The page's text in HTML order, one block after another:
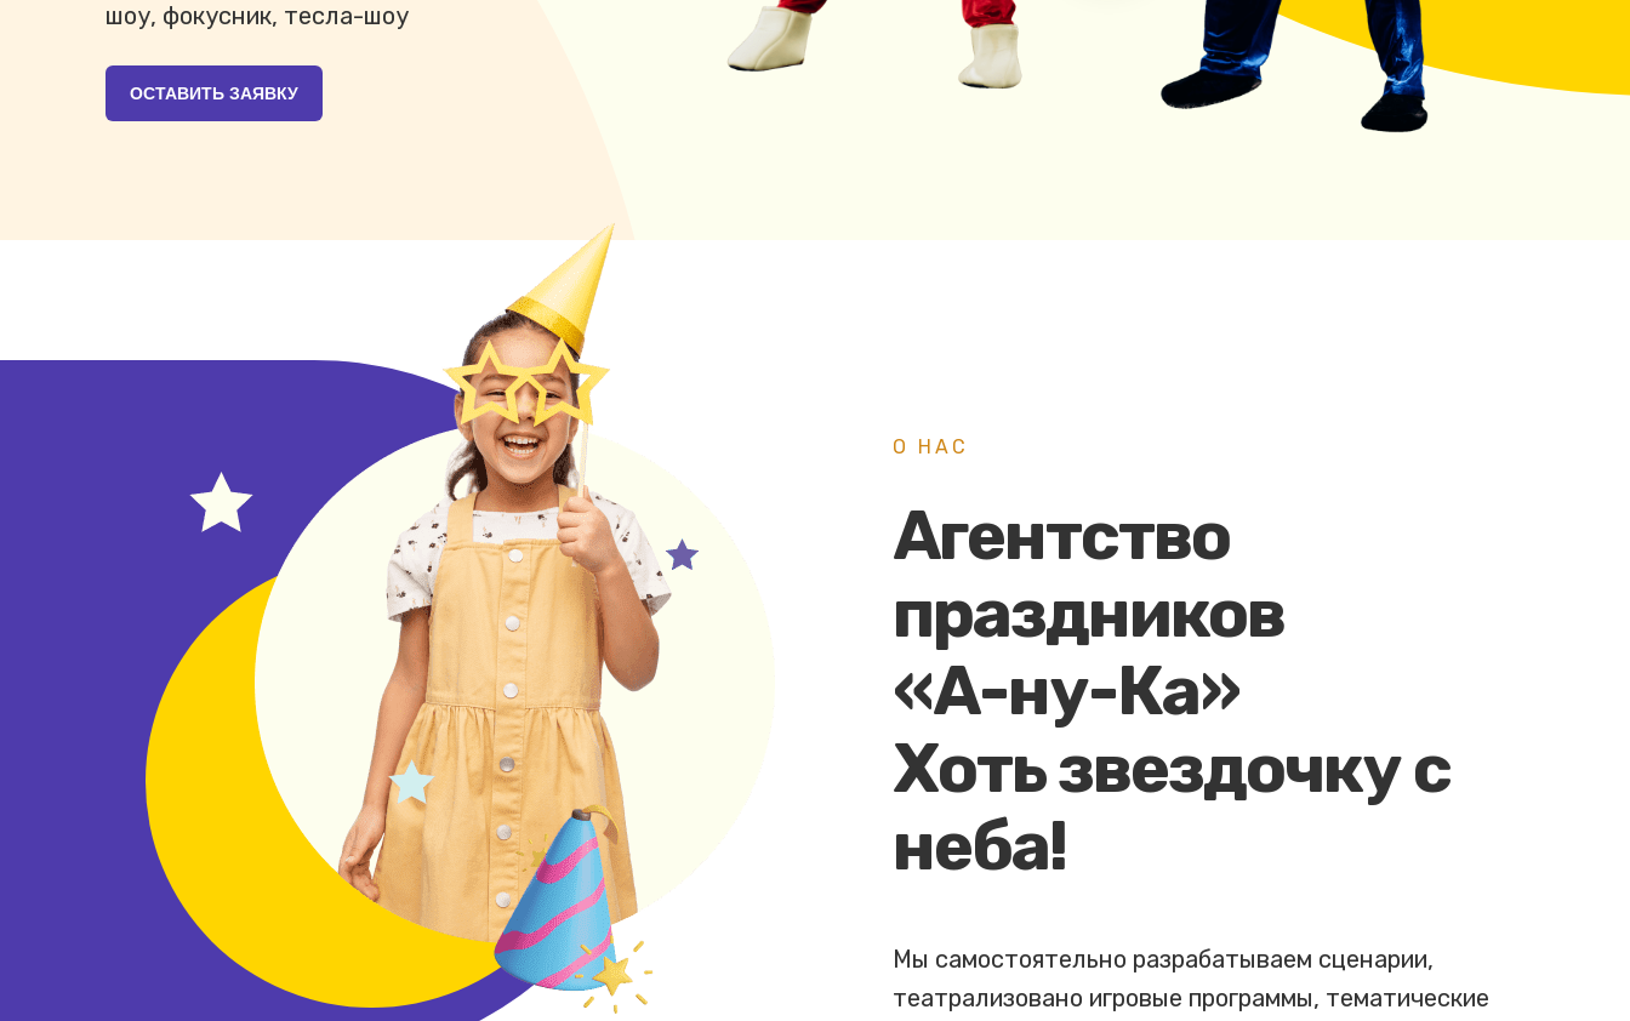
шоу, фокусник, тесла-шоу
ОСТАВИТЬ ЗАЯВКУ
О НАС
Агентство
праздников
«А-ну-Ка»
Хоть звездочку с
неба!
Мы самостоятельно разрабатываем сценарии,
театрализовано игровые программы, тематические